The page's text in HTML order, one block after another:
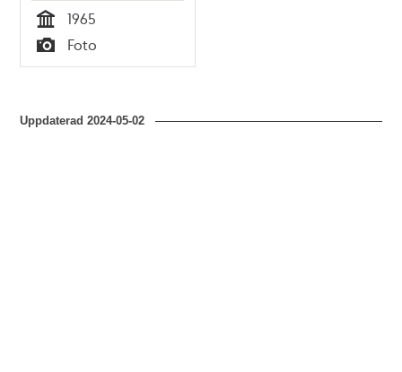
Tid
1965
Typ
Foto
Uppdaterad2024-05-02